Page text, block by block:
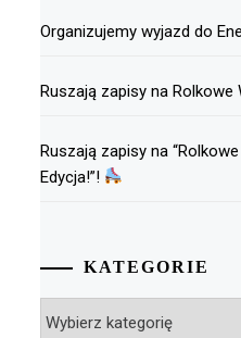
Organizujemy wyjazd do
Ruszają zapisy na Rolkowe
Ruszają zapisy na
Edycja!”!
KATEGORIE